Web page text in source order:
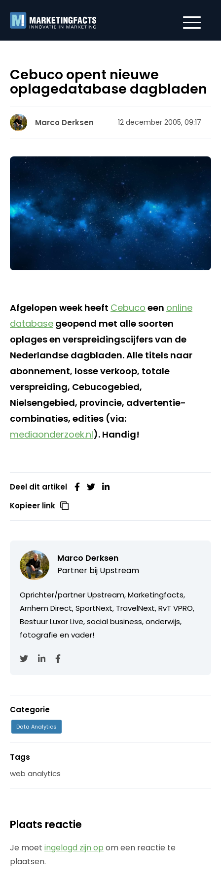
Cebuco opent nieuwe
oplagedatabase dagbladen
Marco Derksen 12 december 2005, 09:17
Afgelopen week heeft Cebuco een online
database geopend met alle soorten
oplages en verspreidingscijfers van de
Nederlandse dagbladen. Alle titels naar
abonnement, losse verkoop, totale
verspreiding, Cebucogebied,
Nielsengebied, provincie, advertentie-
combinaties, edities (via:
mediaonderzoek.nl). Handig!
Deel dit artikel
Kopieer link
Marco Derksen
Partner bij Upstream
Oprichter/partner Upstream, Marketingfacts,
Arnhem Direct, SportNext, TravelNext, RvT VPRO,
Bestuur Luxor Live, social business, onderwijs,
fotografie en vader!
Categorie
Data Analytics
Tags
web analytics
Plaats reactie
Je moet ingelogd zijn op om een reactie te
plaatsen.